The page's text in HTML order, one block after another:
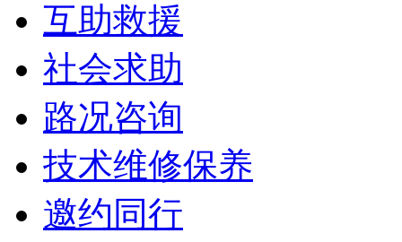
互助救援
社会求助
路况咨询
技术维修保养
邀约同行